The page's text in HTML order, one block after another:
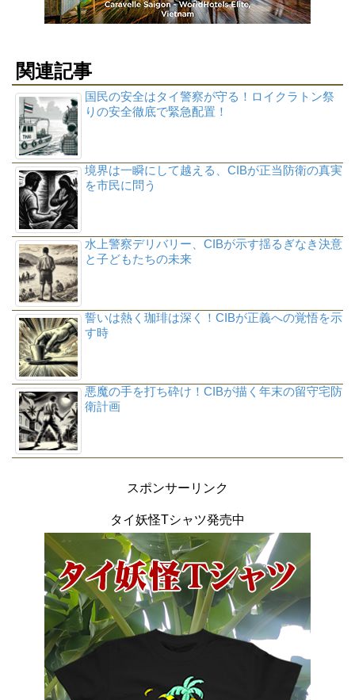
関連記事
国民の安全はタイ警察が守る！ロイクラトン祭
りの安全徹底で緊急配置！
境界は一瞬にして越える、CIBが正当防衛の真実
を市民に問う
水上警察デリバリー、CIBが示す揺るぎなき決意
と子どもたちの未来
誓いは熱く珈琲は深く！CIBが正義への覚悟を示
す時
悪魔の手を打ち砕け！CIBが描く年末の留守宅防
衛計画
スポンサーリンク
タイ妖怪Tシャツ発売中